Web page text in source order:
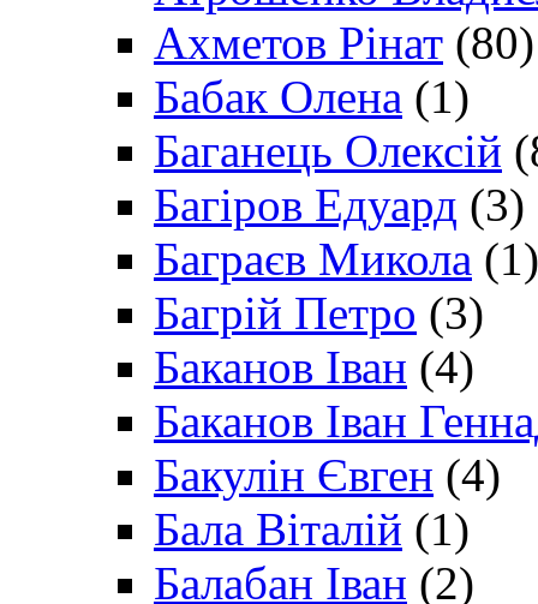
Ахметов Рінат (80)
Бабак Олена (1)
Баганець Олексій
Багіров Едуард (3)
Баграєв Микола (1)
Багрій Петро (3)
Баканов Іван (4)
Баканов Іван
Бакулін Євген (4)
Бала Віталій (1)
Балабан Іван (2)